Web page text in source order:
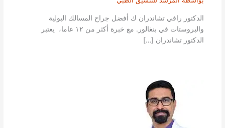
الدكتور رافي تشاندران ك أفضل جراح المسالك البولية
والبروستات في بنغالور. مع خبرة أكثر من ١٢ عاما، يعتبر
الدكتور تشاندران […]